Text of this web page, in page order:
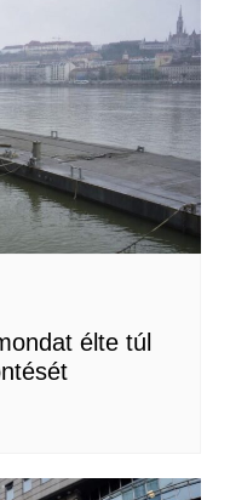
élte túl